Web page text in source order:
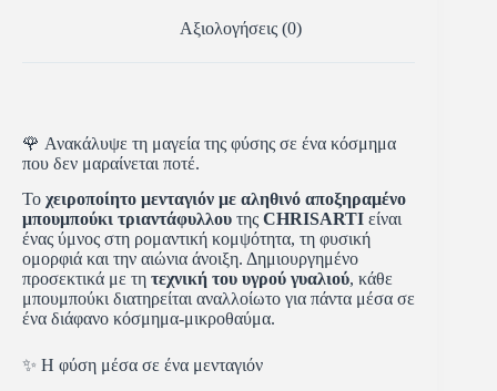
Αξιολογήσεις (0)
🌹 Ανακάλυψε τη μαγεία της φύσης σε ένα κόσμημα
που δεν μαραίνεται ποτέ.
Το χειροποίητο μενταγιόν με αληθινό αποξηραμένο
μπουμπούκι τριαντάφυλλου της CHRISARTI είναι
ένας ύμνος στη ρομαντική κομψότητα, τη φυσική
ομορφιά και την αιώνια άνοιξη. Δημιουργημένο
προσεκτικά με τη τεχνική του υγρού γυαλιού, κάθε
μπουμπούκι διατηρείται αναλλοίωτο για πάντα μέσα σε
ένα διάφανο κόσμημα-μικροθαύμα.
✨ Η φύση μέσα σε ένα μενταγιόν